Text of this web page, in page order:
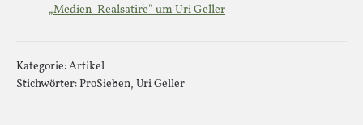
„Medien-Realsatire“ um Uri Geller
Kategorie:Artikel
Stichwörter: ProSieben, Uri Geller